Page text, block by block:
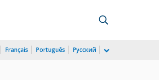
Français Português Русский